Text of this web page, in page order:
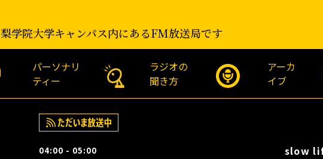
学院大学キャンパス内にあるFM放送局です
パーソナリ
ティー
ラジオの
聞き方
アーカ
イブ
04:00 - 05:00 slow